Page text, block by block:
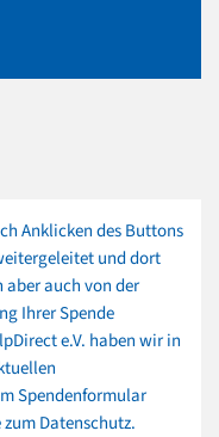
Anklicken des Buttons
und dort
aber auch von der
Ihrer Spende
e.V. haben wir in
Spendenformular
Datenschutz.